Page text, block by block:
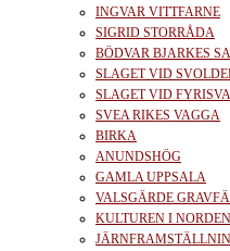
INGVAR VITTFARNE
SIGRID STORRÅDA
BÖDVAR BJARKES
SLAGET VID
SLAGET VID
SVEA RIKES VAGGA
BIRKA
ANUNDSHÖG
GAMLA UPPSALA
VALSGÄRDE
KULTUREN I NORDEN